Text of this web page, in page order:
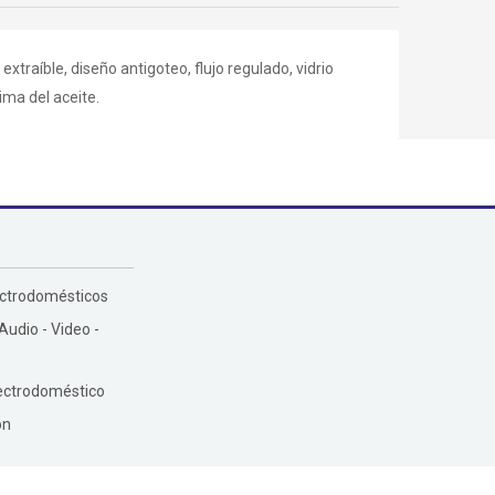
diseño antigoteo, flujo regulado, vidrio
del aceite.
- Video -